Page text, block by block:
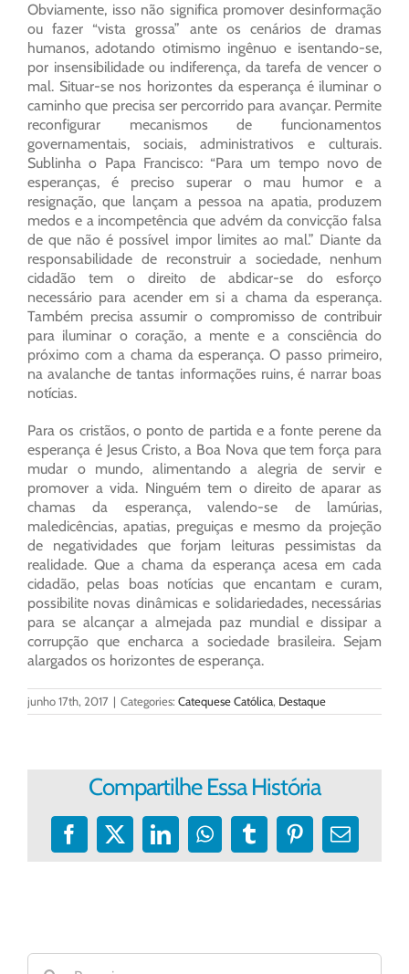
Obviamente, isso não significa promover desinformação
ou fazer “vista grossa” ante os cenários de dramas
humanos, adotando otimismo ingênuo e isentando-se,
por insensibilidade ou indiferença, da tarefa de vencer o
mal. Situar-se nos horizontes da esperança é iluminar o
caminho que precisa ser percorrido para avançar. Permite
reconfigurar mecanismos de funcionamentos
governamentais, sociais, administrativos e culturais.
Sublinha o Papa Francisco: “Para um tempo novo de
esperanças, é preciso superar o mau humor e a
resignação, que lançam a pessoa na apatia, produzem
medos e a incompetência que advém da convicção falsa
de que não é possível impor limites ao mal.” Diante da
responsabilidade de reconstruir a sociedade, nenhum
cidadão tem o direito de abdicar-se do esforço
necessário para acender em si a chama da esperança.
Também precisa assumir o compromisso de contribuir
para iluminar o coração, a mente e a consciência do
próximo com a chama da esperança. O passo primeiro,
na avalanche de tantas informações ruins, é narrar boas
notícias.
Para os cristãos, o ponto de partida e a fonte perene da
esperança é Jesus Cristo, a Boa Nova que tem força para
mudar o mundo, alimentando a alegria de servir e
promover a vida. Ninguém tem o direito de aparar as
chamas da esperança, valendo-se de lamúrias,
maledicências, apatias, preguiças e mesmo da projeção
de negatividades que forjam leituras pessimistas da
realidade. Que a chama da esperança acesa em cada
cidadão, pelas boas notícias que encantam e curam,
possibilite novas dinâmicas e solidariedades, necessárias
para se alcançar a almejada paz mundial e dissipar a
corrupção que encharca a sociedade brasileira. Sejam
alargados os horizontes de esperança.
junho 17th, 2017 | Categories: Catequese Católica, Destaque
Compartilhe Essa História
Facebook
X LinkedInWhatsApp
TumblrPinterest
E-
Buscar